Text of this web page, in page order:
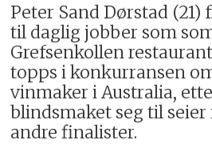
Peter Sand Dørstad (21)
til daglig jobber som
Grefsenkollen
topps i konkurransen
vinmaker i Australia,
blindsmaket seg til
andre finalister.